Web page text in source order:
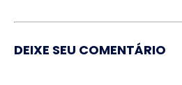
DEIXE SEU COMENTÁRIO